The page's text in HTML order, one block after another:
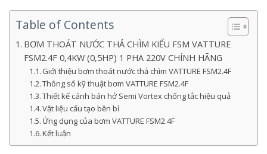
Table of Contents
BƠM THOÁT NƯỚC THẢ CHÌM KIỂU FSM VATTURE
FSM2.4F 0,4KW (0,5HP) 1 PHA 220V CHÍNH HÃNG
Giới thiệu bơm thoát nước thả chìm VATTURE FSM2.4F
Thông số kỹ thuật bơm VATTURE FSM2.4F
Thiết kế cánh bán hở Semi Vortex chống tắc hiệu quả
Vật liệu cấu tạo bền bỉ
Ứng dụng của bơm VATTURE FSM2.4F
Kết luận